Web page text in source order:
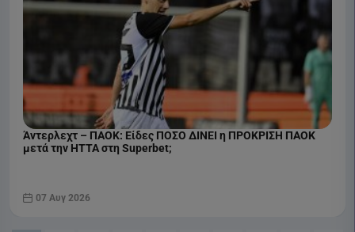
Άντερλεχτ – ΠΑΟΚ: Είδες ΠΟΣΟ ΔΙΝΕΙ η ΠΡΟΚΡΙΣΗ ΠΑΟΚ
μετά την ΗΤΤΑ στη Superbet;
07 Αυγ 2026